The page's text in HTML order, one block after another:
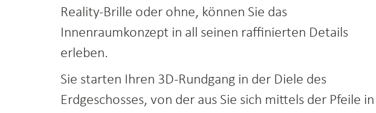
Reality-Brille oder ohne, können Sie das
Innenraumkonzept in all seinen raffinierten Details
erleben.
Sie starten Ihren 3D-Rundgang in der Diele des
Erdgeschosses, von der aus Sie sich mittels der Pfeile in